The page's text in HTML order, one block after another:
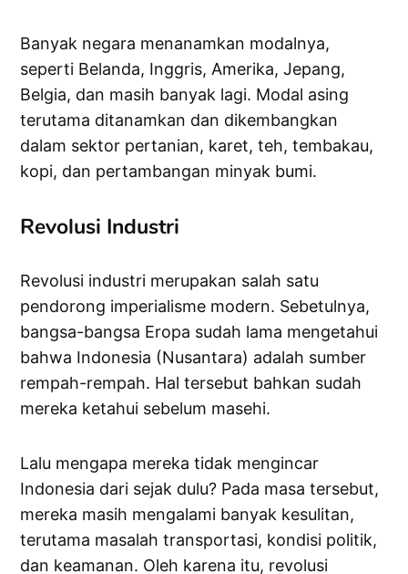
Banyak negara menanamkan modalnya,
seperti Belanda, Inggris, Amerika, Jepang,
Belgia, dan masih banyak lagi. Modal asing
terutama ditanamkan dan dikembangkan
dalam sektor pertanian, karet, teh, tembakau,
kopi, dan pertambangan minyak bumi.
Revolusi Industri
Revolusi industri merupakan salah satu
pendorong imperialisme modern. Sebetulnya,
bangsa-bangsa Eropa sudah lama mengetahui
bahwa Indonesia (Nusantara) adalah sumber
rempah-rempah. Hal tersebut bahkan sudah
mereka ketahui sebelum masehi.
Lalu mengapa mereka tidak mengincar
Indonesia dari sejak dulu? Pada masa tersebut,
mereka masih mengalami banyak kesulitan,
terutama masalah transportasi, kondisi politik,
dan keamanan. Oleh karena itu, revolusi